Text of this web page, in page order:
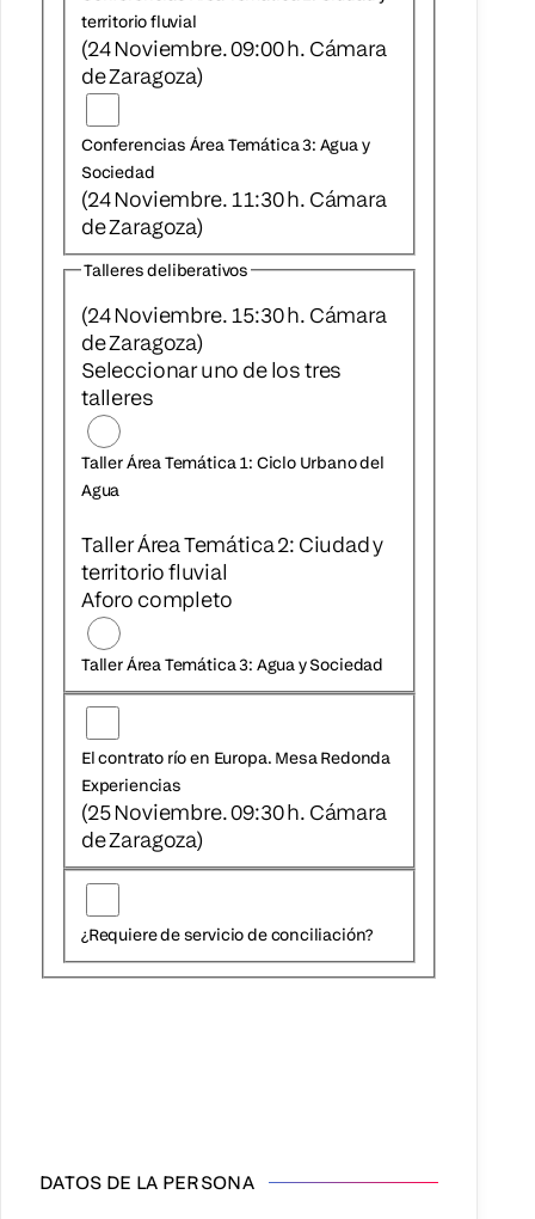
territorio fluvial
(24 Noviembre. 09:00 h. Cámara
de Zaragoza)
Conferencias Área Temática 3: Agua y
Sociedad
(24 Noviembre. 11:30 h. Cámara
de Zaragoza)
Talleres deliberativos
(24 Noviembre. 15:30 h. Cámara
de Zaragoza)
Seleccionar uno de los tres
talleres
Taller Área Temática 1: Ciclo Urbano del
Agua
Taller Área Temática 2: Ciudad y
territorio fluvial
Aforo completo
Taller Área Temática 3: Agua y Sociedad
El contrato río en Europa. Mesa Redonda
Experiencias
(25 Noviembre. 09:30 h. Cámara
de Zaragoza)
¿Requiere de servicio de conciliación?
DATOS DE LA PERSONA